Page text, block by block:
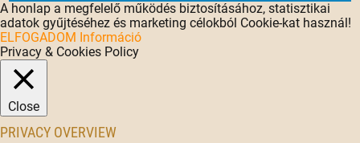
A honlap a megfelelő működés biztosításához, statisztikai
adatok gyűjtéséhez és marketing célokból Cookie-kat használ!
ELFOGADOM Információ
Privacy & Cookies Policy
Close
PRIVACY OVERVIEW